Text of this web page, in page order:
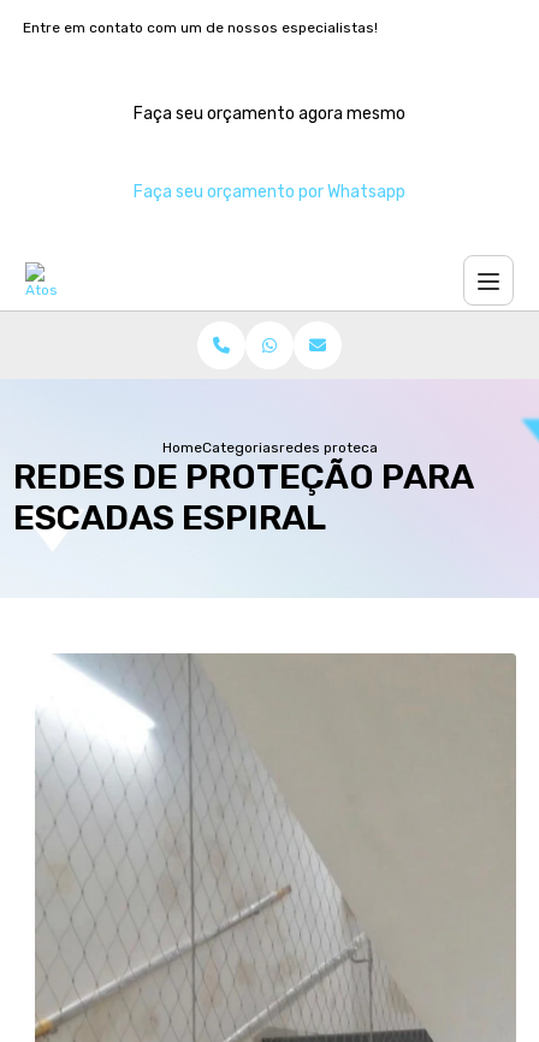
Entre em contato com um de nossos especialistas!
Faça seu orçamento agora mesmo
Faça seu orçamento por Whatsapp
HomeCategoriasredes protecao escadas espiral
REDES DE PROTEÇÃO PARA
ESCADAS ESPIRAL